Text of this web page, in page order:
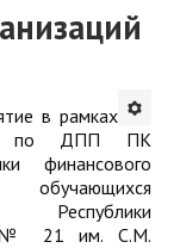
в рамках
по ДПП ПК
финансового
Республики
№ 21 им. С.М.